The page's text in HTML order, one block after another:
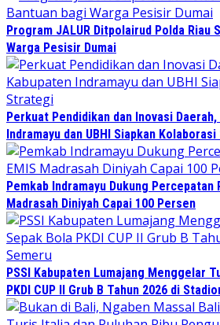
Program JALUR Ditpolairud Polda Riau
Warga Pesisir Dumai
Perkuat Pendidikan dan Inovasi
Indramayu dan UBHI Siapkan
Pemkab Indramayu Dukung Percepatan
Madrasah Diniyah Capai 100 Persen
PSSI Kabupaten Lumajang Menggelar
PKDI CUP II Grub B Tahun 2026 di